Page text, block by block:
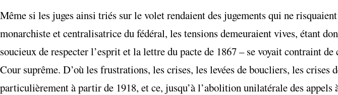
Même si les juges ainsi triés sur le volet rendaient des jugements qui ne
monarchiste et centralisatrice du fédéral, les tensions demeuraient vives, étant
soucieux de respecter l’esprit et la lettre du pacte de 1867 – se voyait contraint
Cour suprême. D’où les frustrations, les crises, les levées de boucliers, les crises
particulièrement à partir de 1918, et ce, jusqu’à l’abolition unilatérale des appels